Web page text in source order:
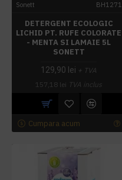
Sonett BH1271
DETERGENT ECOLOGIC
LICHID PT. RUFE COLORATE
- MENTA SI LAMAIE 5L
SONETT
129,90 lei + TVA
157,18 lei TVA inclus
Cumpara acum